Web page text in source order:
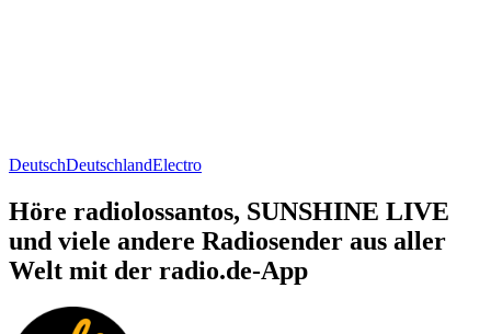
DeutschDeutschlandElectro
Höre radiolossantos, SUNSHINE LIVE
und viele andere Radiosender aus aller
Welt mit der radio.de-App